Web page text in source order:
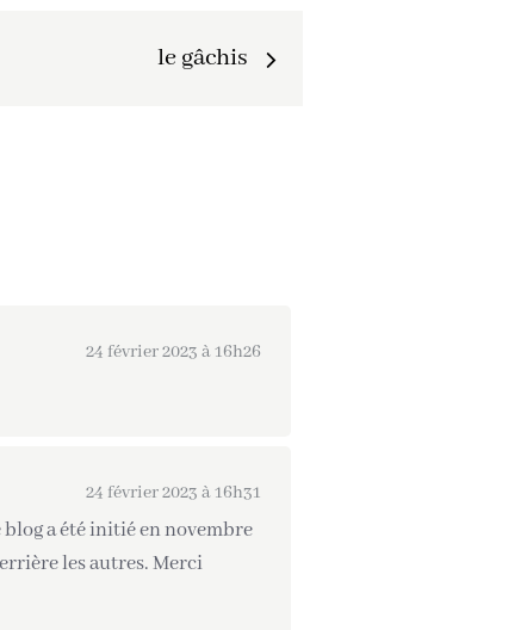
le gâchis
24 février 2023 à 16h26
24 février 2023 à 16h31
a été initié en novembre
les autres. Merci